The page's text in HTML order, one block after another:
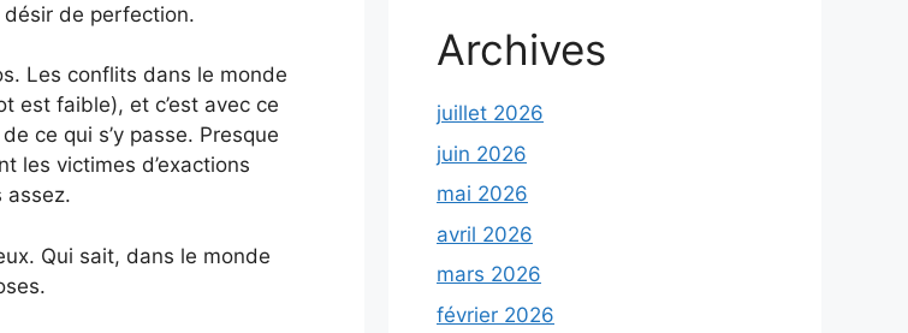
de perfection.
Les conflits dans le monde
est faible), et c’est avec ce
ce qui s’y passe. Presque
les victimes d’exactions
assez.
Qui sait, dans le monde
Archives
juillet 2026
juin 2026
mai 2026
avril 2026
mars 2026
février 2026